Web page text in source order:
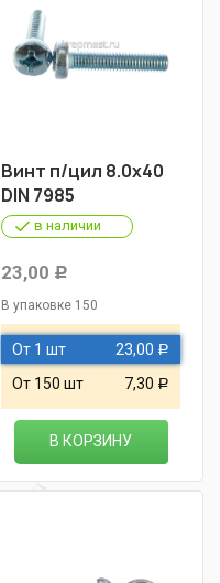
Винт п/цил 8.0х40
DIN 7985
в наличии
23,00 Р
В упаковке 150
От 1 шт 23,00 Р
От 150 шт 7,30 Р
В КОРЗИНУ